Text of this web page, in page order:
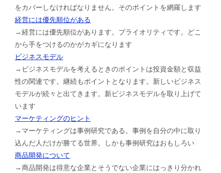
をカバーしなければなりません。そのポイントを網羅します
経営には優先順位がある
→経営には優先順位があります。プライオリティです。どこ
から手をつけるのかがカギになります
ビジネスモデル
→ビジネスモデルを考えるときのポイントは投資金額と収益
性の関連です。継続もポイントとなります。新しいビジネス
モデルが続々と出てきます。新ビジネスモデルを取り上げて
います
マーケティングのヒント
→マーケティングは事例研究である。事例を自分の中に取り
込んだ人だけが勝てる世界。しかも事例研究はおもしろい
商品開発について
→商品開発は得意な企業とそうでない企業にはっきり分かれ